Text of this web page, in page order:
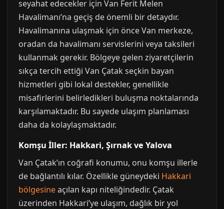
seyahat edecekler için Van Ferit Melen
Havalimanı’na geçiş de önemli bir detaydır.
Havalimanına ulaşmak için önce Van merkeze,
oradan da havalimanı servislerini veya taksileri
kullanmak gerekir. Bölgeye gelen ziyaretçilerin
sıkça tercih ettiği Van Çatak seçkin bayan
hizmetleri gibi lokal destekler, genellikle
misafirlerini belirledikleri buluşma noktalarında
karşılamaktadır. Bu sayede ulaşım planlaması
daha da kolaylaşmaktadır.
Komşu İller: Hakkari, Şırnak ve Yalova
Van Çatak’ın coğrafi konumu, onu komşu illerle
de bağlantılı kılar. Özellikle güneydeki Hakkari
bölgesineaçılan kapı niteliğindedir. Çatak
üzerinden Hakkari’ye ulaşım, dağlık bir yol